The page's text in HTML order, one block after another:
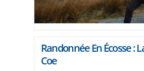
Randonnée En Écosse :
Coe